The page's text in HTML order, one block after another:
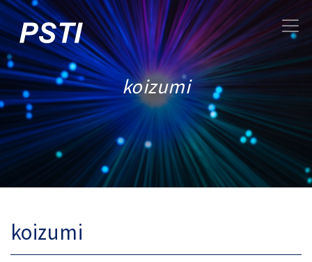
koizumi
koizumi